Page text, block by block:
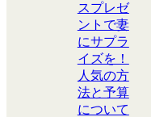
スプレゼ
ントで妻
にサプラ
イズを！
人気の方
法と予算
について